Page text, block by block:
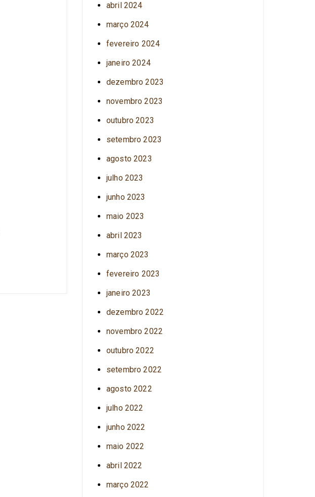
abril 2024
março 2024
fevereiro 2024
janeiro 2024
dezembro 2023
novembro 2023
outubro 2023
setembro 2023
agosto 2023
julho 2023
junho 2023
maio 2023
abril 2023
março 2023
fevereiro 2023
janeiro 2023
dezembro 2022
novembro 2022
outubro 2022
setembro 2022
agosto 2022
julho 2022
junho 2022
maio 2022
abril 2022
março 2022